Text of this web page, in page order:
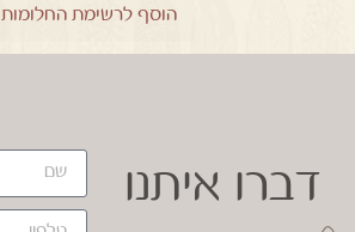
הוסף לרשימת החלומות
דברו איתנו